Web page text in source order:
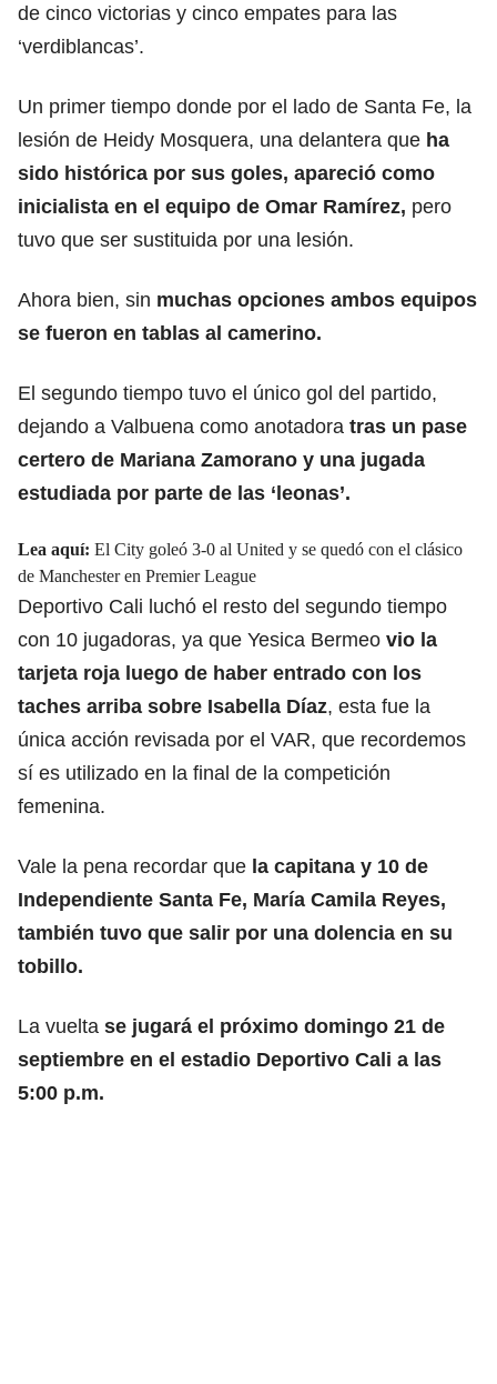
de cinco victorias y cinco empates para las
‘verdiblancas’.
Un primer tiempo donde por el lado de Santa Fe, la
lesión de Heidy Mosquera, una delantera que ha
sido histórica por sus goles, apareció como
inicialista en el equipo de Omar Ramírez, pero
tuvo que ser sustituida por una lesión.
Ahora bien, sin muchas opciones ambos equipos
se fueron en tablas al camerino.
El segundo tiempo tuvo el único gol del partido,
dejando a Valbuena como anotadora tras un pase
certero de Mariana Zamorano y una jugada
estudiada por parte de las ‘leonas’.
Lea aquí: El City goleó 3-0 al United y se quedó con el clásico
de Manchester en Premier League
Deportivo Cali luchó el resto del segundo tiempo
con 10 jugadoras, ya que Yesica Bermeo vio la
tarjeta roja luego de haber entrado con los
taches arriba sobre Isabella Díaz, esta fue la
única acción revisada por el VAR, que recordemos
sí es utilizado en la final de la competición
femenina.
Vale la pena recordar que la capitana y 10 de
Independiente Santa Fe, María Camila Reyes,
también tuvo que salir por una dolencia en su
tobillo.
La vuelta se jugará el próximo domingo 21 de
septiembre en el estadio Deportivo Cali a las
5:00 p.m.